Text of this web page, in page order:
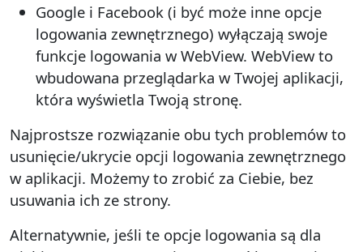
Google i Facebook (i być może inne opcje
logowania zewnętrznego) wyłączają swoje
funkcje logowania w WebView. WebView to
wbudowana przeglądarka w Twojej aplikacji,
która wyświetla Twoją stronę.
Najprostsze rozwiązanie obu tych problemów to
usunięcie/ukrycie opcji logowania zewnętrznego
w aplikacji. Możemy to zrobić za Ciebie, bez
usuwania ich ze strony.
Alternatywnie, jeśli te opcje logowania są dla